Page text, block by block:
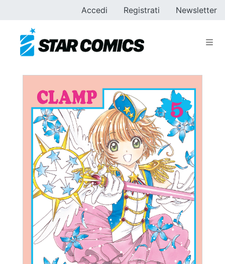
Accedi Registrati Newsletter